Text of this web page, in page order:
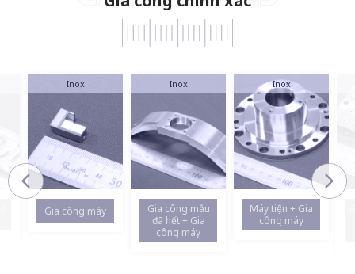
Inox
Gia công máy
Inox
Gia công mẫu
đã hết + Gia
công máy
Inox
Máy tiện + Gia
công máy